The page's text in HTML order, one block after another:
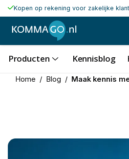
Kopen op rekening voor zakelijke
Producten Kennisblog
Home / Blog / Maak kennis